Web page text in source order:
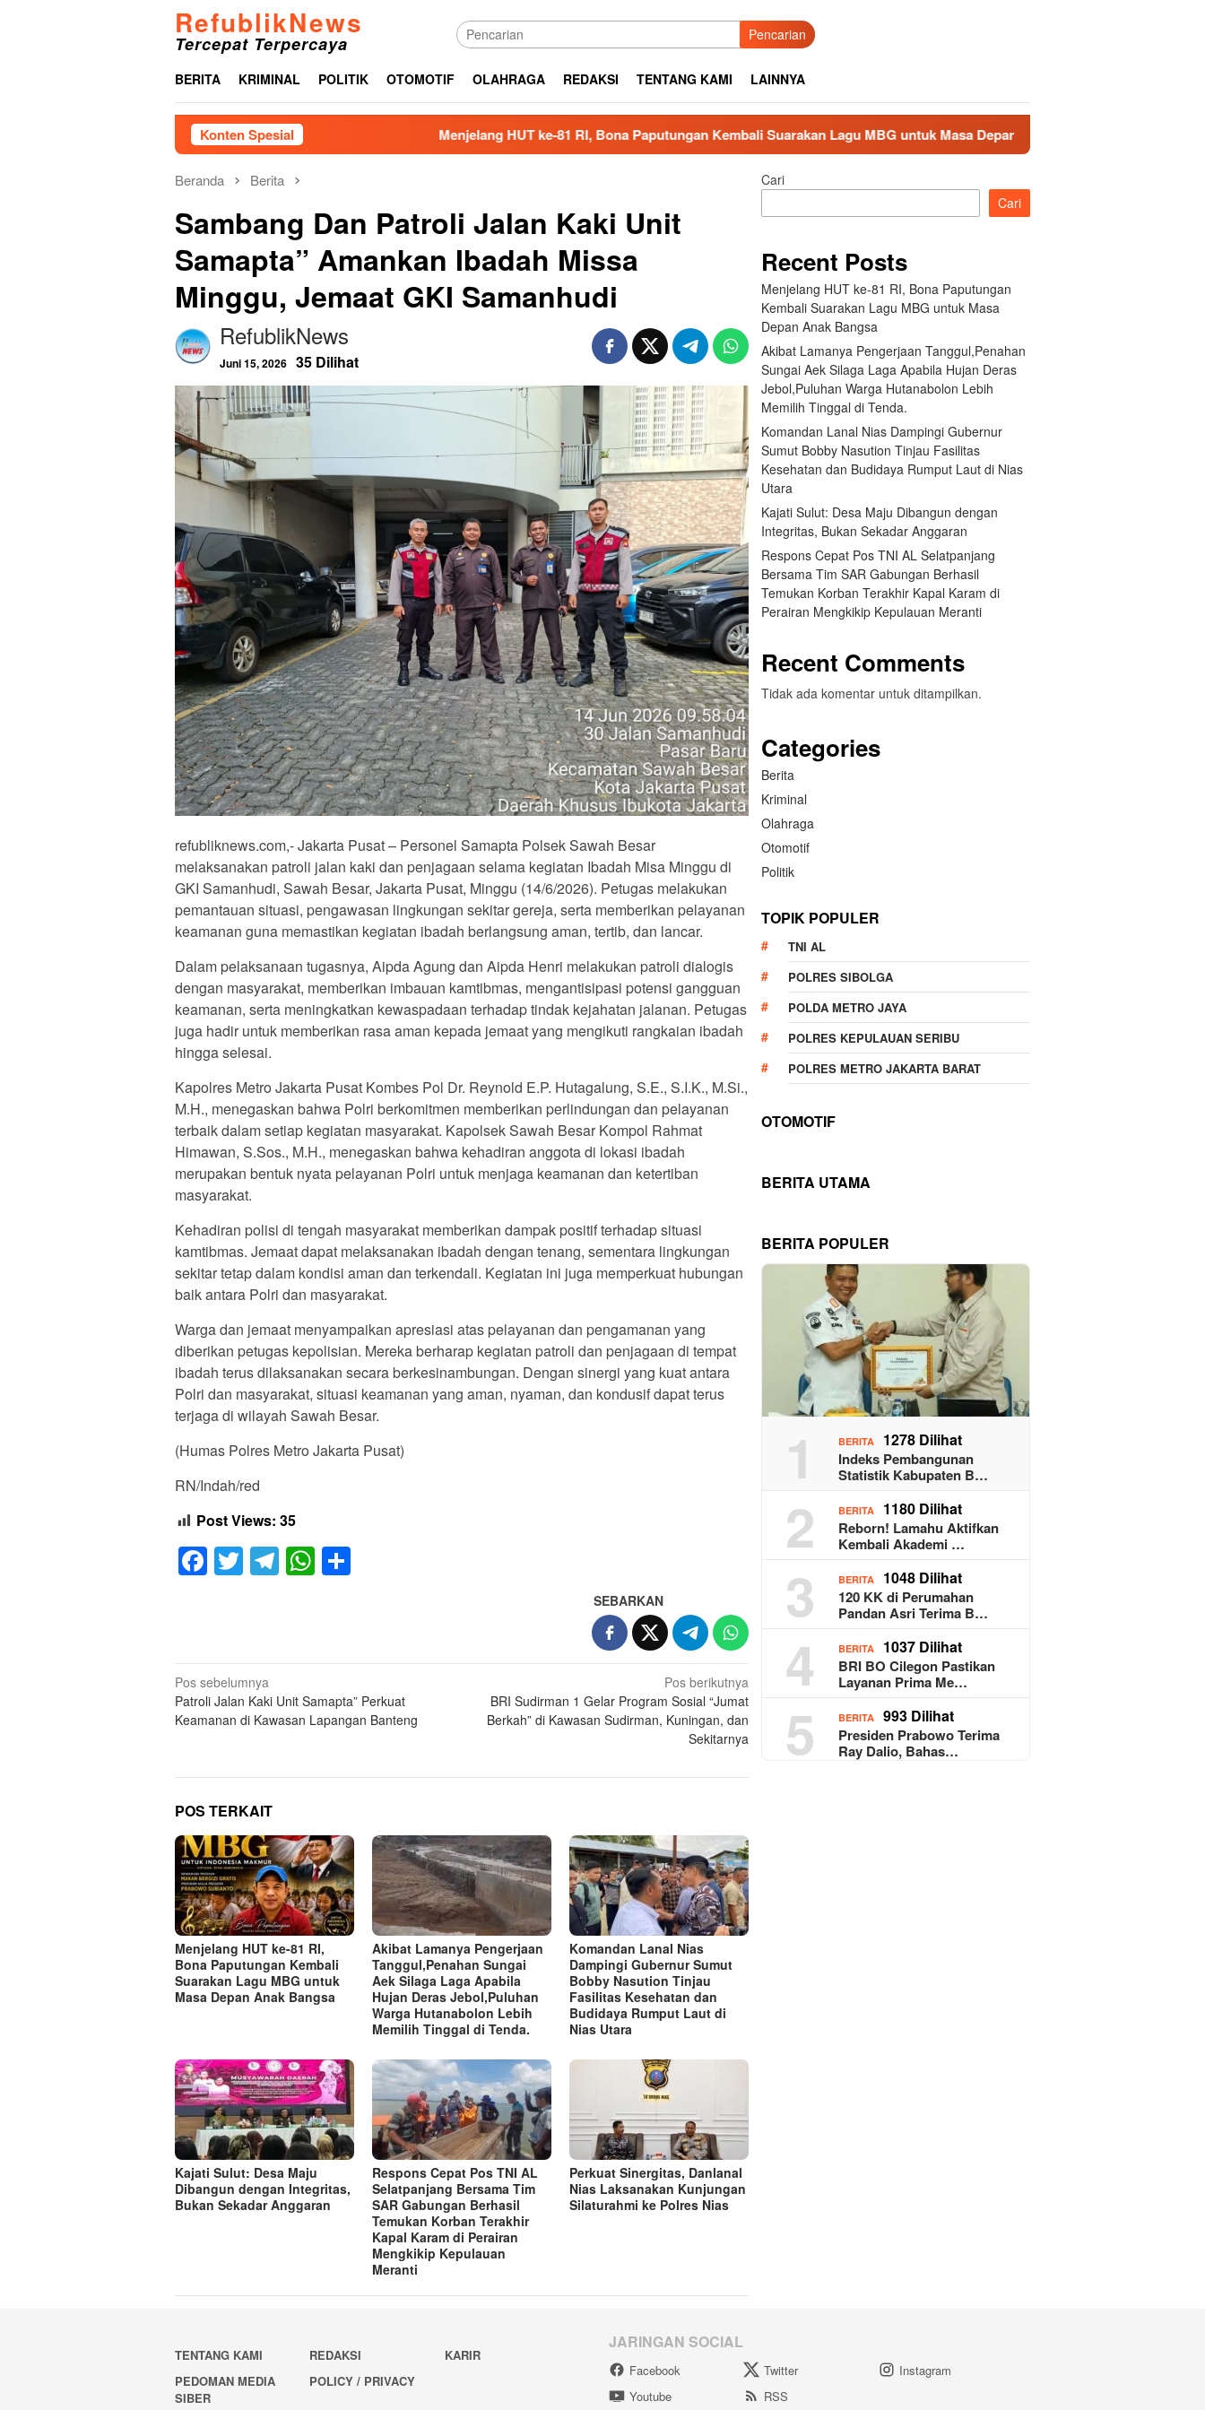
RefublikNews
Tercepat Terpercaya Pencarian
BERITA KRIMINAL POLITIK OTOMOTIF OLAHRAGA REDAKSI TENTANG KAMI LAINNYA
Konten Spesial Menjelang HUT ke-81 RI, Bona Paputungan Kembali Suarakan Lagu MBG untuk Masa Depan Anak Bangsa
Beranda Berita
Sambang Dan Patroli Jalan Kaki Unit
Samapta” Amankan Ibadah Missa
Minggu, Jemaat GKI Samanhudi
RefublikNews
Juni 15, 2026 35 Dilihat
refubliknews.com,- Jakarta Pusat – Personel Samapta Polsek Sawah Besar
melaksanakan patroli jalan kaki dan penjagaan selama kegiatan Ibadah Misa Minggu di
GKI Samanhudi, Sawah Besar, Jakarta Pusat, Minggu (14/6/2026). Petugas melakukan
pemantauan situasi, pengawasan lingkungan sekitar gereja, serta memberikan pelayanan
keamanan guna memastikan kegiatan ibadah berlangsung aman, tertib, dan lancar.
Dalam pelaksanaan tugasnya, Aipda Agung dan Aipda Henri melakukan patroli dialogis
dengan masyarakat, memberikan imbauan kamtibmas, mengantisipasi potensi gangguan
keamanan, serta meningkatkan kewaspadaan terhadap tindak kejahatan jalanan. Petugas
juga hadir untuk memberikan rasa aman kepada jemaat yang mengikuti rangkaian ibadah
hingga selesai.
Kapolres Metro Jakarta Pusat Kombes Pol Dr. Reynold E.P. Hutagalung, S.E., S.I.K., M.Si.,
M.H., menegaskan bahwa Polri berkomitmen memberikan perlindungan dan pelayanan
terbaik dalam setiap kegiatan masyarakat. Kapolsek Sawah Besar Kompol Rahmat
Himawan, S.Sos., M.H., menegaskan bahwa kehadiran anggota di lokasi ibadah
merupakan bentuk nyata pelayanan Polri untuk menjaga keamanan dan ketertiban
masyarakat.
Kehadiran polisi di tengah masyarakat memberikan dampak positif terhadap situasi
kamtibmas. Jemaat dapat melaksanakan ibadah dengan tenang, sementara lingkungan
sekitar tetap dalam kondisi aman dan terkendali. Kegiatan ini juga memperkuat hubungan
baik antara Polri dan masyarakat.
Warga dan jemaat menyampaikan apresiasi atas pelayanan dan pengamanan yang
diberikan petugas kepolisian. Mereka berharap kegiatan patroli dan penjagaan di tempat
ibadah terus dilaksanakan secara berkesinambungan. Dengan sinergi yang kuat antara
Polri dan masyarakat, situasi keamanan yang aman, nyaman, dan kondusif dapat terus
terjaga di wilayah Sawah Besar.
(Humas Polres Metro Jakarta Pusat)
RN/Indah/red
Post Views: 35
Facebook
TwitterTelegram
WhatsApp
SEBARKAN
Navigasi
pos
Pos sebelumnya
Patroli Jalan Kaki Unit Samapta” Perkuat
Keamanan di Kawasan Lapangan Banteng
Pos berikutnya
BRI Sudirman 1 Gelar Program Sosial “Jumat
Berkah” di Kawasan Sudirman, Kuningan, dan
Sekitarnya
POS TERKAIT
Menjelang HUT ke-81 RI,
Bona Paputungan Kembali
Suarakan Lagu MBG untuk
Masa Depan Anak Bangsa
Akibat Lamanya Pengerjaan
Tanggul,Penahan Sungai
Aek Silaga Laga Apabila
Hujan Deras Jebol,Puluhan
Warga Hutanabolon Lebih
Memilih Tinggal di Tenda.
Komandan Lanal Nias
Dampingi Gubernur Sumut
Bobby Nasution Tinjau
Fasilitas Kesehatan dan
Budidaya Rumput Laut di
Nias Utara
Kajati Sulut: Desa Maju
Dibangun dengan Integritas,
Bukan Sekadar Anggaran
Respons Cepat Pos TNI AL
Selatpanjang Bersama Tim
SAR Gabungan Berhasil
Temukan Korban Terakhir
Kapal Karam di Perairan
Mengkikip Kepulauan
Meranti
Perkuat Sinergitas, Danlanal
Nias Laksanakan Kunjungan
Silaturahmi ke Polres Nias
Cari
Cari
Recent Posts
Menjelang HUT ke-81 RI, Bona Paputungan
Kembali Suarakan Lagu MBG untuk Masa
Depan Anak Bangsa
Akibat Lamanya Pengerjaan Tanggul,Penahan
Sungai Aek Silaga Laga Apabila Hujan Deras
Jebol,Puluhan Warga Hutanabolon Lebih
Memilih Tinggal di Tenda.
Komandan Lanal Nias Dampingi Gubernur
Sumut Bobby Nasution Tinjau Fasilitas
Kesehatan dan Budidaya Rumput Laut di Nias
Utara
Kajati Sulut: Desa Maju Dibangun dengan
Integritas, Bukan Sekadar Anggaran
Respons Cepat Pos TNI AL Selatpanjang
Bersama Tim SAR Gabungan Berhasil
Temukan Korban Terakhir Kapal Karam di
Perairan Mengkikip Kepulauan Meranti
Recent Comments
Tidak ada komentar untuk ditampilkan.
Categories
Berita
Kriminal
Olahraga
Otomotif
Politik
TOPIK POPULER
TNI AL
POLRES SIBOLGA
POLDA METRO JAYA
POLRES KEPULAUAN SERIBU
POLRES METRO JAKARTA BARAT
OTOMOTIF
BERITA UTAMA
BERITA POPULER
1 BERITA 1278 Dilihat
Indeks Pembangunan
Statistik Kabupaten B…
2 BERITA 1180 Dilihat
Reborn! Lamahu Aktifkan
Kembali Akademi …
3 BERITA 1048 Dilihat
120 KK di Perumahan
Pandan Asri Terima B…
4 BERITA 1037 Dilihat
BRI BO Cilegon Pastikan
Layanan Prima Me…
5 BERITA 993 Dilihat
Presiden Prabowo Terima
Ray Dalio, Bahas…
TENTANG KAMI REDAKSI
KARIR
PEDOMAN MEDIA
SIBER
POLICY / PRIVACY
JARINGAN SOCIAL
Facebook Twitter
Instagram
Youtube
RSS